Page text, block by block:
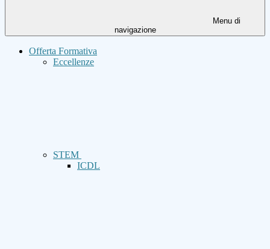
Menu di
navigazione
Offerta Formativa
Eccellenze
STEM
ICDL